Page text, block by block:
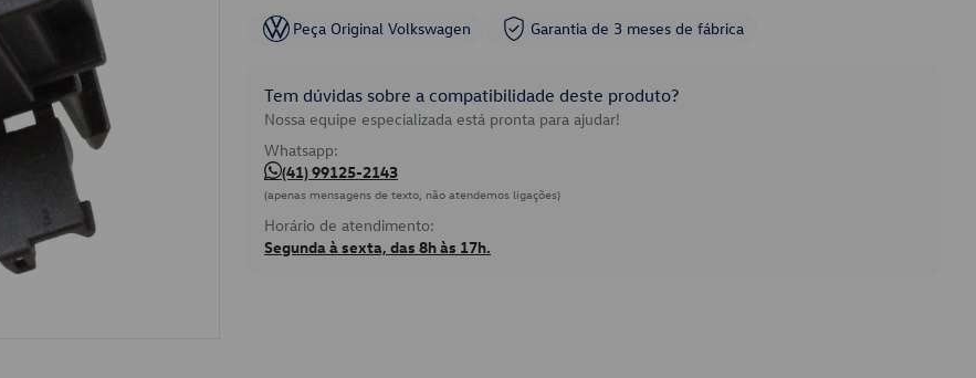
Peça Original Volkswagen Garantia de 3 meses de fábrica
Tem dúvidas sobre a compatibilidade deste produto?
Nossa equipe especializada está pronta para ajudar!
Whatsapp:
(41) 99125-2143
(apenas mensagens de texto, não atendemos ligações)
Horário de atendimento:
Segunda à sexta, das 8h às 17h.